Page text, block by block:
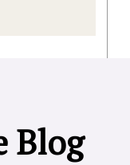
Blog